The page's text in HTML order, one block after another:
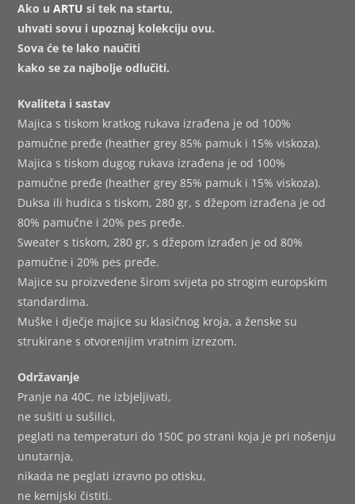
Ako uARTU si tek na startu,
uhvati sovu i upoznaj kolekciju ovu.
Sova će te lako naučiti
kako se za najbolje odlučiti.
Kvaliteta i sastav
Majica s tiskom kratkog rukava izrađena je od 100%
pamučne pređe (heather grey 85% pamuk i 15% viskoza).
Majica s tiskom dugog rukava izrađena je od 100%
pamučne pređe (heather grey 85% pamuk i 15% viskoza).
Duksa ili hudica s tiskom, 280 gr, s džepom izrađena je od
80% pamučne i 20% pes pređe.
Sweater s tiskom, 280 gr, s džepom izrađen je od 80%
pamučne i 20% pes pređe.
Majice su proizvedene širom svijeta po strogim europskim
standardima.
Muške i dječje majice su klasičnog kroja, a ženske su
strukirane s otvorenijim vratnim izrezom.
Održavanje
Pranje na 40C, ne izbjeljivati,
ne sušiti u sušilici,
peglati na temperaturi do 150C po strani koja je pri nošenju
unutarnja,
nikada ne peglati izravno po otisku,
ne kemijski čistiti.